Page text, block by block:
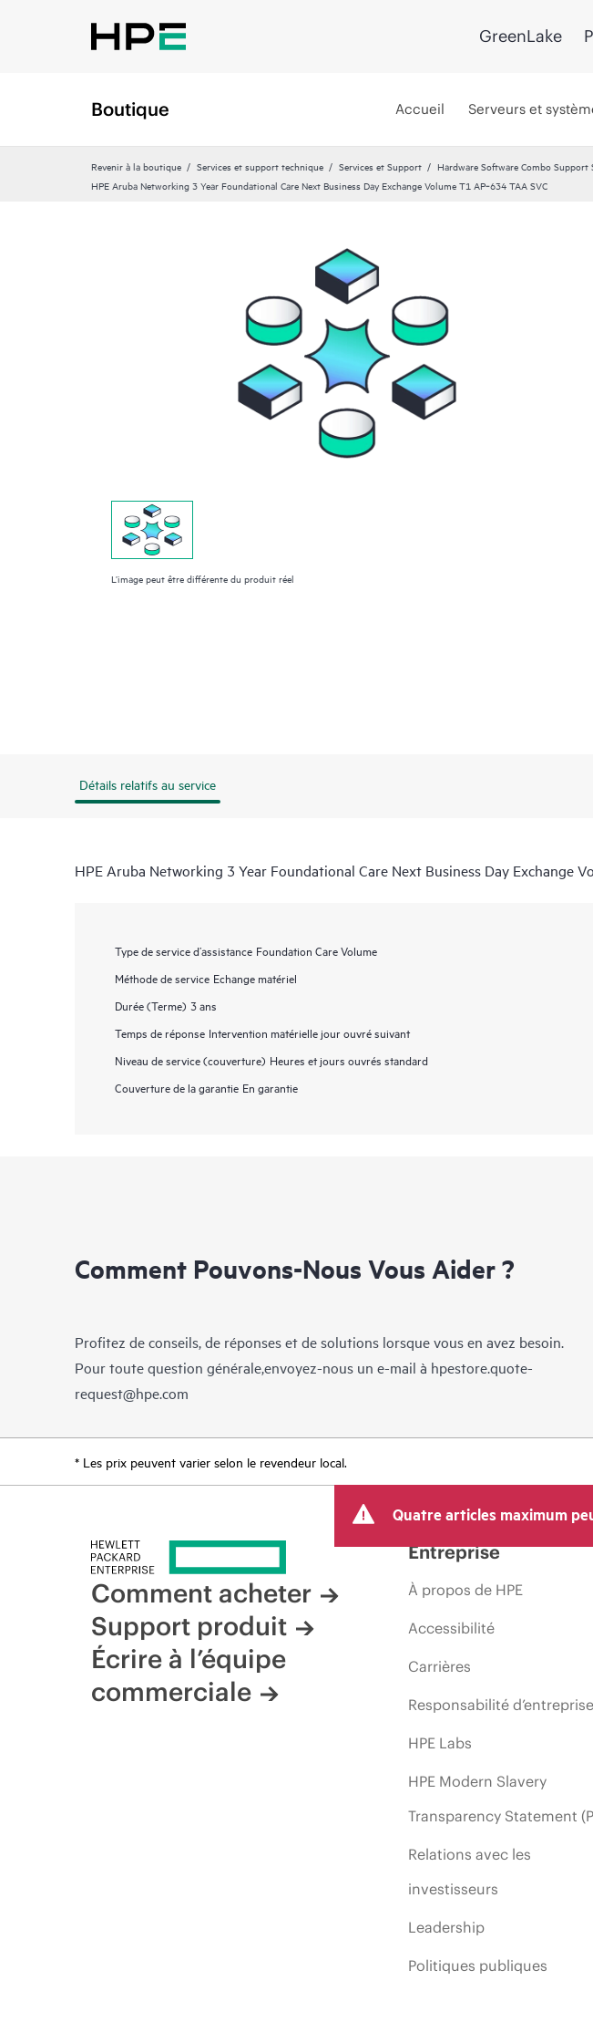
GreenLake
Boutique Accueil Serveurs et
Revenir à la boutique Services et support technique Services et Support Hardware Software Combo Support
HPE Aruba Networking 3 Year Foundational Care Next Business Day Exchange Volume T1 AP‑634 TAA SVC
L’image peut être différente du produit réel
Détails relatifs au service
HPE Aruba Networking 3 Year Foundational Care Next Business Day Exchange
Type de service d’assistance Foundation Care Volume
Méthode de service Echange matériel
Durée (Terme) 3 ans
Temps de réponse Intervention matérielle jour ouvré suivant
Niveau de service (couverture) Heures et jours ouvrés standard
Couverture de la garantie En garantie
Comment Pouvons-Nous Vous Aider ?
Profitez de conseils, de réponses et de solutions lorsque vous en avez besoin.
Pour toute question générale,envoyez-nous un e-mail à hpestore.quote-
request@hpe.com
* Les prix peuvent varier selon le revendeur local.
Quatre articles maximum
Comment acheter
Support produit
Écrire à l’équipe
commerciale
Entreprise
À propos de HPE
Accessibilité
Carrières
Responsabilité d’entreprise
HPE Labs
HPE Modern Slavery
Transparency Statement
Relations avec les
investisseurs
Leadership
Politiques publiques